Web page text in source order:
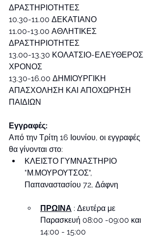
ΔΡΑΣΤΗΡΙΟΤΗΤΕΣ
10.30-11.00 ΔΕΚΑΤΙΑΝΟ
11.00-13.00 ΑΘΛΗΤΙΚΕΣ
ΔΡΑΣΤΗΡΙΟΤΗΤΕΣ
13.00-13.30 ΚΟΛΑΤΣΙΟ-ΕΛΕΥΘΕΡΟΣ
ΧΡΟΝΟΣ
13.30-16.00 ΔΗΜΙΟΥΡΓΙΚΗ
ΑΠΑΣΧΟΛΗΣΗ ΚΑΙ ΑΠΟΧΩΡΗΣΗ
ΠΑΙΔΙΩΝ
Εγγραφές:
Από την Τρίτη 16 Ιουνίου, οι εγγραφές
θα γίνονται στο:
ΚΛΕΙΣΤΟ ΓΥΜΝΑΣΤΗΡΙΟ
"Μ.ΜΟΥΡΟΥΤΣΟΣ",
Παπαναστασίου 72, Δάφνη
ΠΡΩΙΝΑ : Δευτέρα με
Παρασκευή 08:00 -09:00 και
14:00 - 15:00